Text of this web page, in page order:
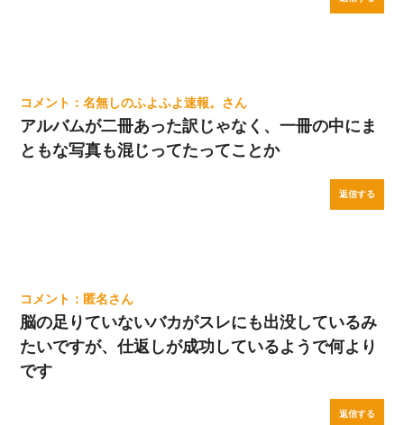
名無しのふよふよ速報。
アルバムが二冊あった訳じゃなく、一冊の中にま
ともな写真も混じってたってことか
返信する
匿名
脳の足りていないバカがスレにも出没しているみ
たいですが、仕返しが成功しているようで何より
です
返信する